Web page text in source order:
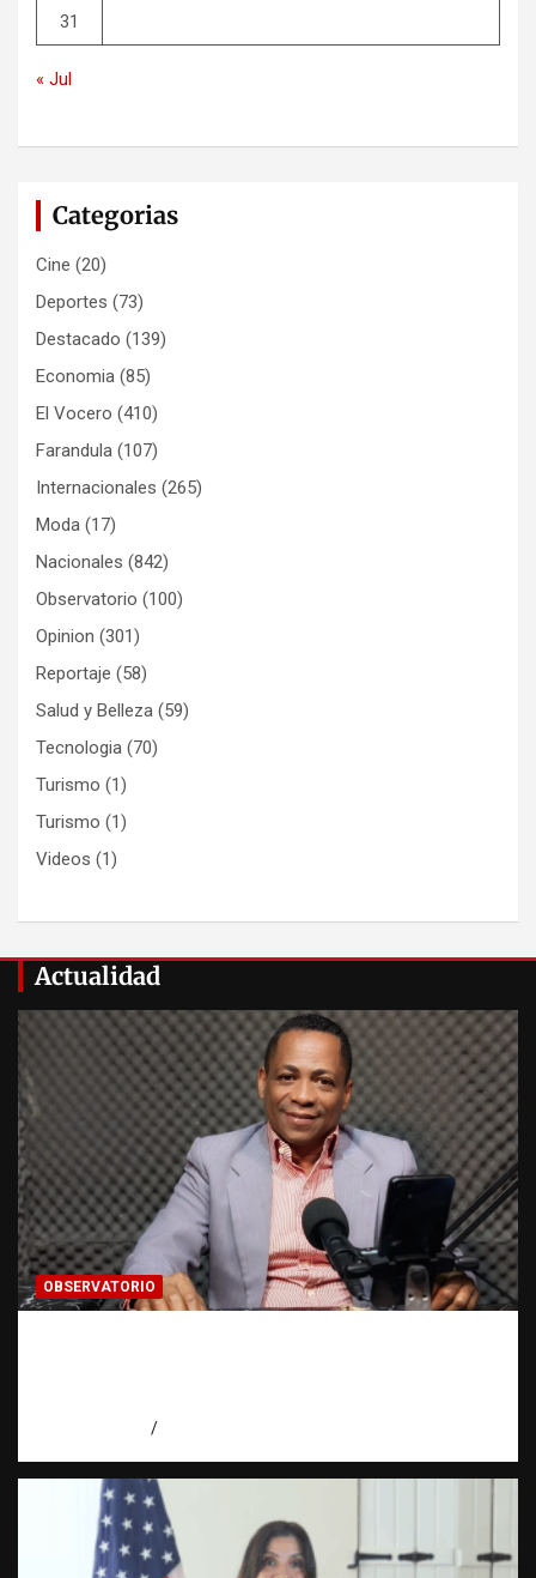
31
« Jul
Categorias
Cine (20)
Deportes (73)
Destacado (139)
Economia (85)
El Vocero (410)
Farandula (107)
Internacionales (265)
Moda (17)
Nacionales (842)
Observatorio (100)
Opinion (301)
Reportaje (58)
Salud y Belleza (59)
Tecnologia (70)
Turismo (1)
Turismo (1)
Videos (1)
Actualidad
OBSERVATORIO